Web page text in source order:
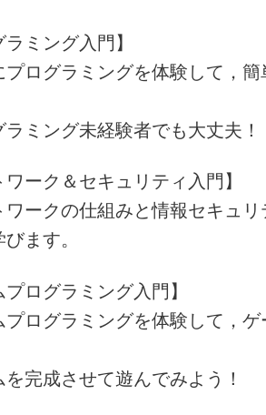
ミング入門】
グラミングを体験して，簡
ング未経験者でも大丈夫！
ク＆セキュリティ入門】
クの仕組みと情報セキュリ
ます。
グラミング入門】
グラミングを体験して，ゲ
成させて遊んでみよう！